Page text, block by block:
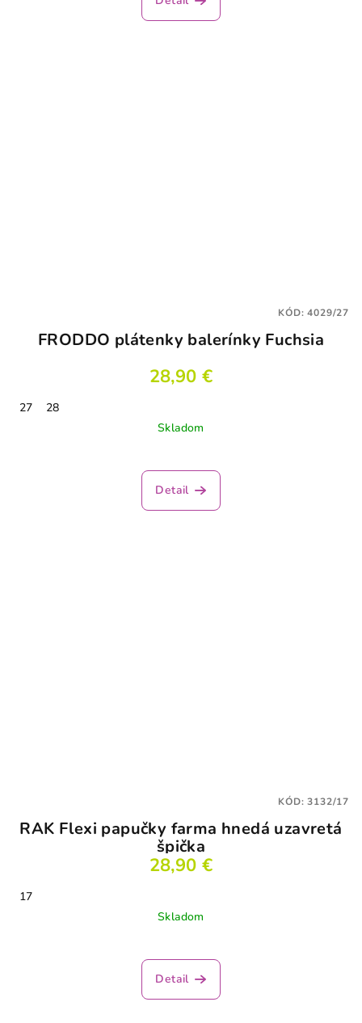
FRODDO plátenky balerínky Fuchsia
28,90 €
27
28
Skladom
Detail
KÓD:4029/27
RAK Flexi papučky farma hnedá uzavretá
špička
28,90 €
17
Skladom
hodnotenie
produktu
Detail
KÓD:3132/17